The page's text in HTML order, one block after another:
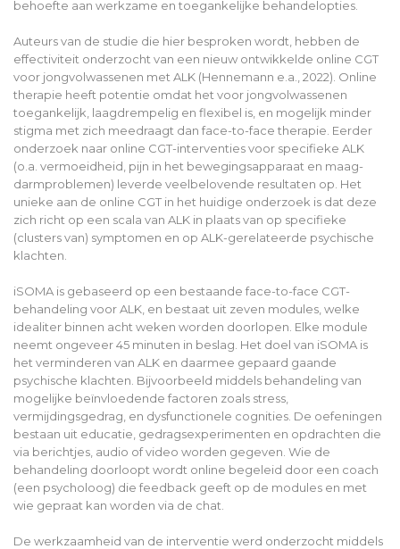
behoefte aan werkzame en toegankelijke behandelopties.
Auteurs van de studie die hier besproken wordt, hebben de
effectiviteit onderzocht van een nieuw ontwikkelde online CGT
voor jongvolwassenen met ALK (Hennemann e.a., 2022). Online
therapie heeft potentie omdat het voor jongvolwassenen
toegankelijk, laagdrempelig en flexibel is, en mogelijk minder
stigma met zich meedraagt dan face-to-face therapie. Eerder
onderzoek naar online CGT-interventies voor specifieke ALK
(o.a. vermoeidheid, pijn in het bewegingsapparaat en maag-
darmproblemen) leverde veelbelovende resultaten op. Het
unieke aan de online CGT in het huidige onderzoek is dat deze
zich richt op een scala van ALK in plaats van op specifieke
(clusters van) symptomen en op ALK-gerelateerde psychische
klachten.
iSOMA is gebaseerd op een bestaande face-to-face CGT-
behandeling voor ALK, en bestaat uit zeven modules, welke
idealiter binnen acht weken worden doorlopen. Elke module
neemt ongeveer 45 minuten in beslag. Het doel van iSOMA is
het verminderen van ALK en daarmee gepaard gaande
psychische klachten. Bijvoorbeeld middels behandeling van
mogelijke beïnvloedende factoren zoals stress,
vermijdingsgedrag, en dysfunctionele cognities. De oefeningen
bestaan uit educatie, gedragsexperimenten en opdrachten die
via berichtjes, audio of video worden gegeven. Wie de
behandeling doorloopt wordt online begeleid door een coach
(een psycholoog) die feedback geeft op de modules en met
wie gepraat kan worden via de chat.
De werkzaamheid van de interventie werd onderzocht middels